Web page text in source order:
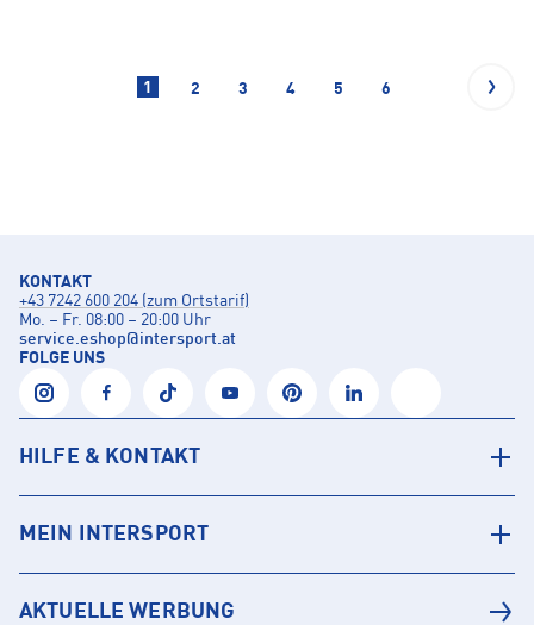
1 2 3 4 5 6
KONTAKT
+43 7242 600 204 (zum Ortstarif)
Mo. – Fr. 08:00 – 20:00 Uhr
service.eshop@intersport.at
FOLGE UNS
HILFE & KONTAKT
MEIN INTERSPORT
AKTUELLE WERBUNG